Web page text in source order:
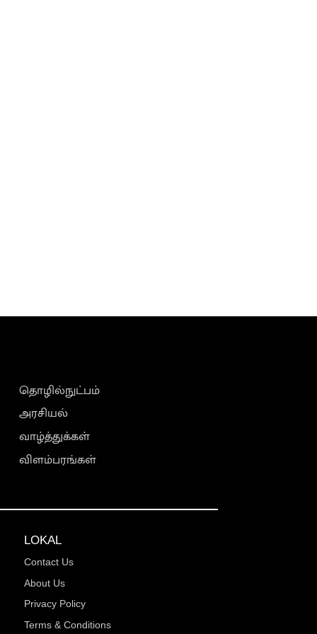
தொழில்நுட்பம்
அரசியல்
வாழ்த்துக்கள்
விளம்பரங்கள்
LOKAL
Contact Us
About Us
Privacy Policy
Terms & Conditions